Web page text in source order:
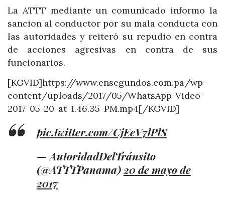
La ATTT mediante un comunicado informo la
sancion al conductor por su mala conducta con
las autoridades y reiteró su repudio en contra
de acciones agresivas en contra de sus
funcionarios.
[KGVID]https://www.ensegundos.com.pa/wp-
content/uploads/2017/05/WhatsApp-Video-
2017-05-20-at-1.46.35-PM.mp4[/KGVID]
pic.twitter.com/CjEeV7lPlS
— AutoridadDelTránsito
(@ATTTPanama) 20 de mayo de
2017